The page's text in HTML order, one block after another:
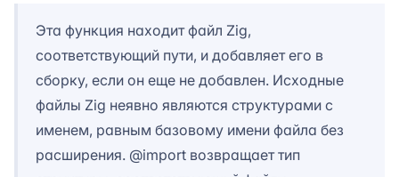
Эта функция находит файл Zig,
соответствующий пути, и добавляет его в
сборку, если он еще не добавлен. Исходные
файлы Zig неявно являются структурами с
именем, равным базовому имени файла без
расширения. @import возвращает тип